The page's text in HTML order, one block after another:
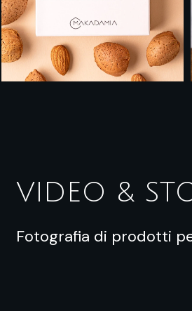
VIDEO &
Fotografia di prodotti